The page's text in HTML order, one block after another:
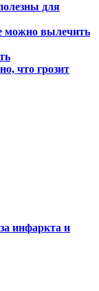
для
можно вылечить
что грозит
инфаркта и